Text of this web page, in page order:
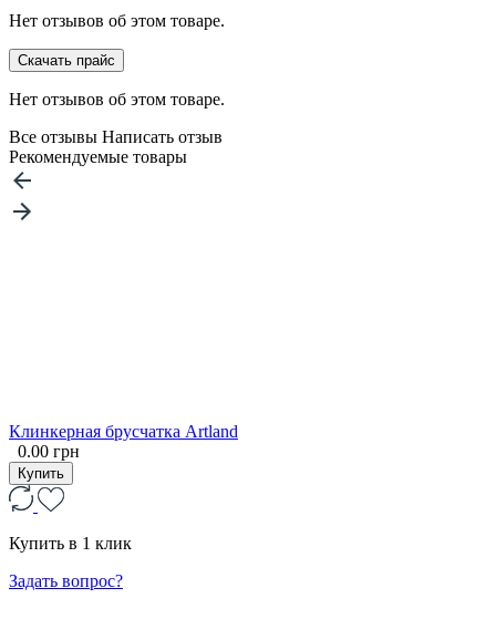
Нет отзывов об этом товаре.
Скачать прайс
Нет отзывов об этом товаре.
Все отзывы Написать отзыв
Рекомендуемые товары
Клинкерная брусчатка Artland
0.00 грн
Купить
Купить в 1 клик
Задать вопрос?